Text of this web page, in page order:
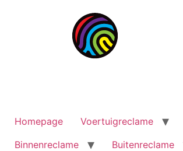
Homepage
Voertuigreclame
Binnenreclame
Buitenreclame